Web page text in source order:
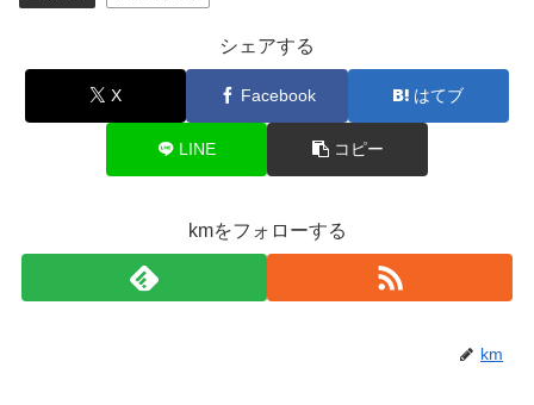
シェアする
X Facebook はてブ
LINE コピー
kmをフォローする
km